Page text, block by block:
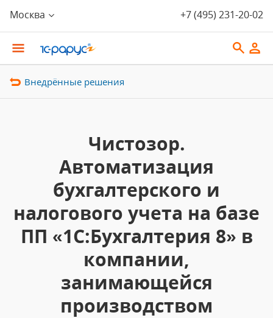
Москва +7 (495) 231-20-02
Внедрённые решения
Чистозор.
Автоматизация
бухгалтерского и
налогового учета на базе
ПП «1С:Бухгалтерия 8» в
компании,
занимающейся
производством